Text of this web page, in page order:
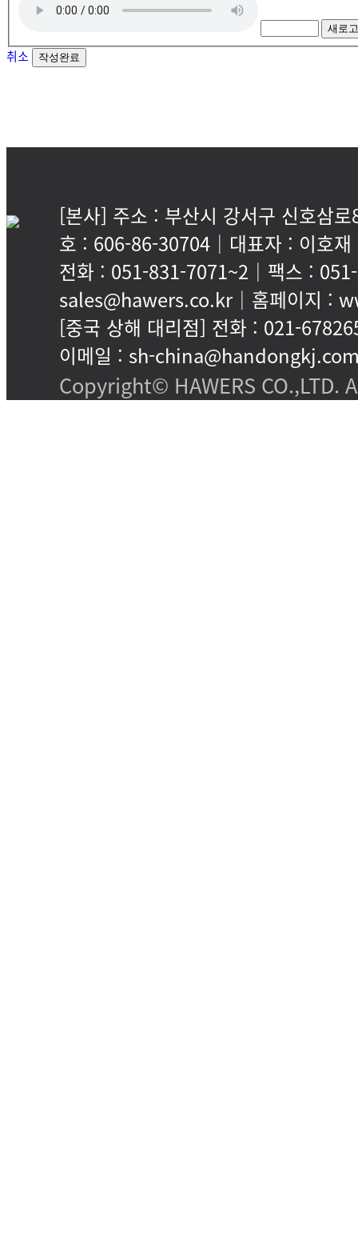
새로
취소
[본사] 주소 : 부산시 강서구 신호삼
호 : 606-86-30704｜대표자 : 이호재
전화 : 051-831-7071~2｜팩스 :
sales@hawers.co.kr｜홈페이지 :
[중국 상해 대리점] 전화 : 021-
이메일 : sh-
Copyright© HAWERS CO.,LTD.